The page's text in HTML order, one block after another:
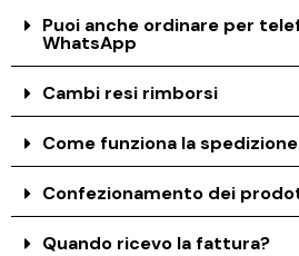
Puoi anche ordinare per
WhatsApp
Cambi resi rimborsi
Come funziona la
Confezionamento dei
Quando ricevo la fattura?